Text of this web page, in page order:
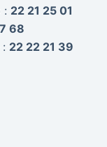
: 22 21 25 01
68
22 22 21 39